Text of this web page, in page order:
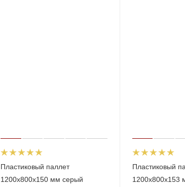
Пластиковый паллет
1200х800х150 мм серый
Пластиковый